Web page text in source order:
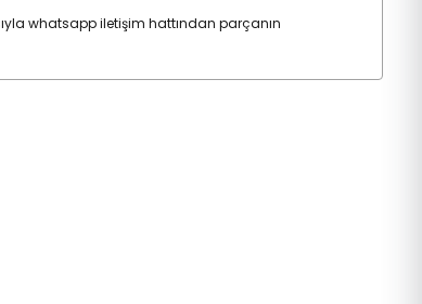
whatsapp iletişim hattından parçanın